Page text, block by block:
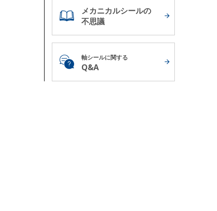
メカニカルシールの
不思議
軸シールに関する
Q&A